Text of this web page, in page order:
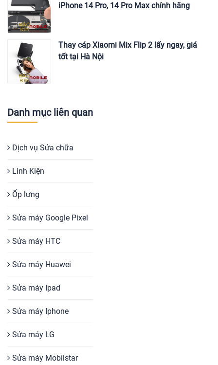
iPhone 14 Pro, 14 Pro Max chính hãng
Thay cáp Xiaomi Mix Flip 2 lấy ngay, giá
tốt tại Hà Nội
Danh mục liên quan
Dịch vụ Sửa chữa
Linh Kiện
Ốp lưng
Sửa máy Google Pixel
Sửa máy HTC
Sửa máy Huawei
Sửa máy Ipad
Sửa máy Iphone
Sửa máy LG
Sửa máy Mobiistar